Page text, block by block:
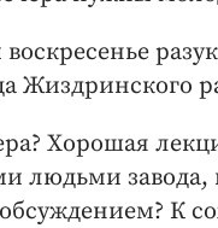
Жиздринского
Хорошая
людьми
К